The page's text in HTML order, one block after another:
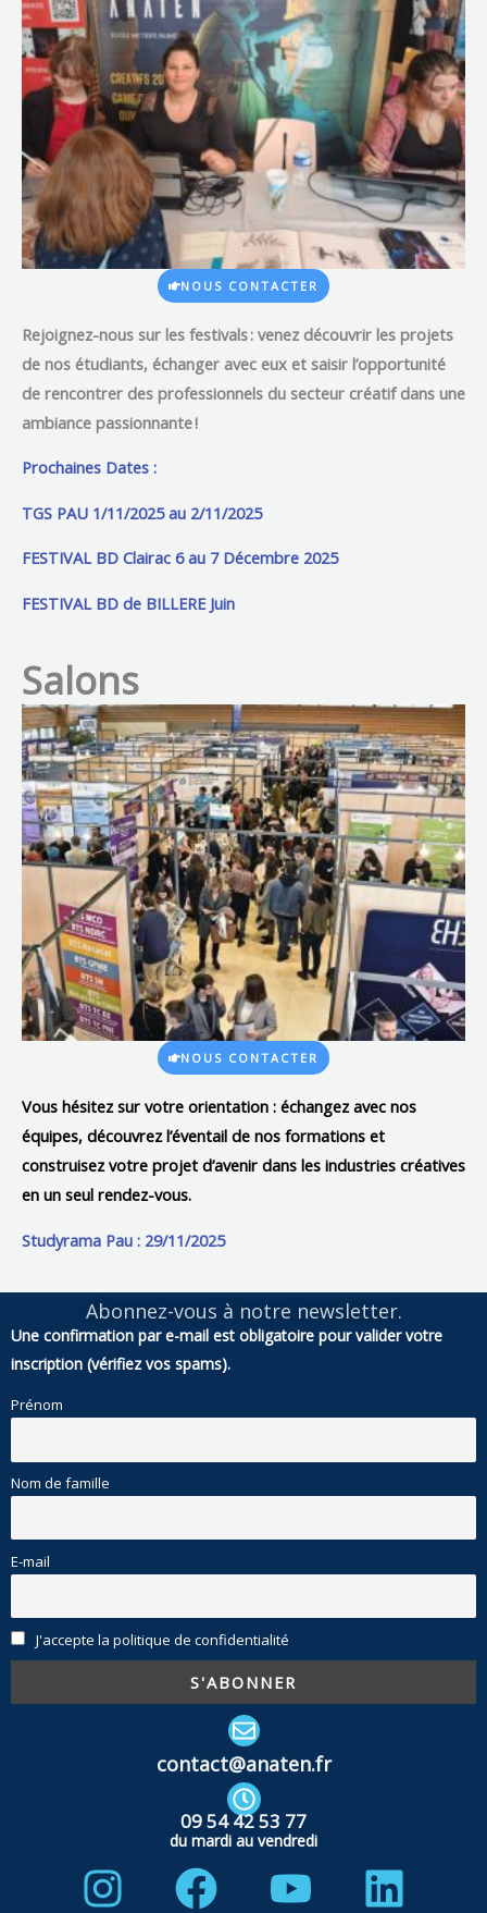
NOUS CONTACTER
Rejoignez-nous sur les festivals: venez découvrir les projets
de nos étudiants, échanger avec eux et saisir l’opportunité
de rencontrer des professionnels du secteur créatif dans une
ambiance passionnante !
Prochaines Dates :
TGS PAU 1/11/2025 au 2/11/2025
FESTIVAL BD Clairac 6 au 7 Décembre 2025
FESTIVAL BD de BILLERE Juin
Salons
NOUS CONTACTER
Vous hésitez sur votre orientation : échangez avec nos
équipes, découvrez l’éventail de nos formations et
construisez votre projet d’avenir dans les industries créatives
en un seul rendez-vous.
Studyrama Pau : 29/11/2025
Abonnez-vous à notre newsletter.
Une confirmation par e-mail est obligatoire pour valider votre
inscription (vérifiez vos spams).
Prénom
Nom de famille
E-mail
J'accepte la politique de confidentialité
contact@anaten.fr
09 54 42 53 77
du mardi au vendredi
Instagram
Facebook
Youtube